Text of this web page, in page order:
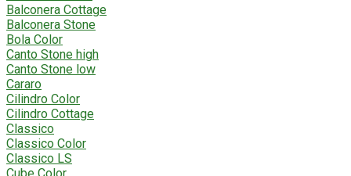
Balconera Cottage
Balconera Stone
Bola Color
Canto Stone high
Canto Stone low
Cararo
Cilindro Color
Cilindro Cottage
Classico
Classico Color
Classico LS